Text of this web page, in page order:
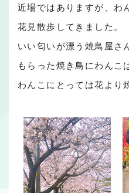
近場ではありますが、わ
花見散歩してきました。
いい匂いが漂う焼鳥屋さ
もらった焼き鳥にわんこ
わんこにとっては花より